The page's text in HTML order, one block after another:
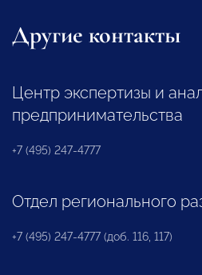
Другие контакты
Центр экспертизы и
предпринимательства
+7 (495) 247-4777
Отдел регионального
+7 (495) 247-4777 (доб. 116, 117)